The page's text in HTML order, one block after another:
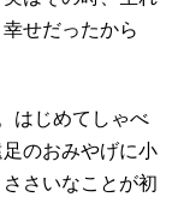
せだったから
はじめてしゃべ
のおみやげに小
さいなことが初